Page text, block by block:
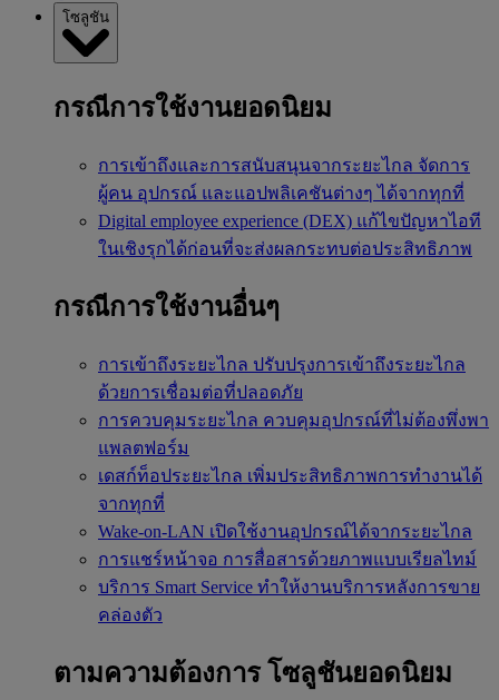
โซลูชัน
กรณีการใช้งานยอดนิยม
การเข้าถึงและการสนับสนุนจากระยะไกล จัดการ
ผู้คน อุปกรณ์ และแอปพลิเคชันต่างๆ ได้จากทุกที่
Digital employee experience (DEX) แก้ไขปัญหาไอที
ในเชิงรุกได้ก่อนที่จะส่งผลกระทบต่อประสิทธิภาพ
กรณีการใช้งานอื่นๆ
การเข้าถึงระยะไกล ปรับปรุงการเข้าถึงระยะไกล
ด้วยการเชื่อมต่อที่ปลอดภัย
การควบคุมระยะไกล ควบคุมอุปกรณ์ที่ไม่ต้องพึ่งพา
แพลตฟอร์ม
เดสก์ท็อประยะไกล เพิ่มประสิทธิภาพการทำงานได้
จากทุกที่
Wake-on-LAN เปิดใช้งานอุปกรณ์ได้จากระยะไกล
การแชร์หน้าจอ การสื่อสารด้วยภาพแบบเรียลไทม์
บริการ Smart Service ทำให้งานบริการหลังการขาย
คล่องตัว
ตามความต้องการ โซลูชันยอดนิยม